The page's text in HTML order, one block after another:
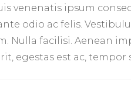
venenatis ipsum
odio ac felis.
Nulla facilisi. Aenean
egestas est ac,